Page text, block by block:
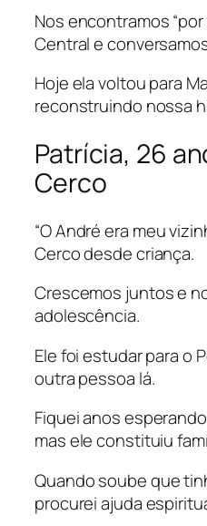
Nos encontramos
Central e
Hoje ela voltou para
reconstruindo nossa
Patrícia, 26
Cerco
“O André era meu
Cerco desde criança.
Crescemos juntos e
adolescência.
Ele foi estudar para o
outra pessoa lá.
Fiquei anos
mas ele constituiu
Quando soube que
procurei ajuda